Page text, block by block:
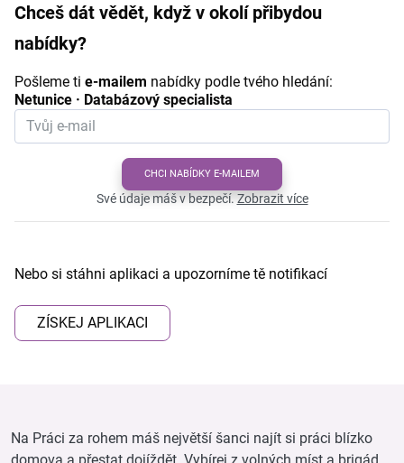
Chceš dát vědět, když v okolí přibydou
nabídky?
Pošleme ti e-mailem nabídky podle tvého hledání:
Netunice · Databázový specialista
CHCI NABÍDKY E-MAILEM
Své údaje máš v bezpečí.Zobrazit více
Nebo si stáhni aplikaci a upozorníme tě notifikací
ZÍSKEJ APLIKACI
Na Práci za rohem máš největší šanci najít si práci blízko
domova a přestat dojíždět. Vybírej z volných míst a brigád